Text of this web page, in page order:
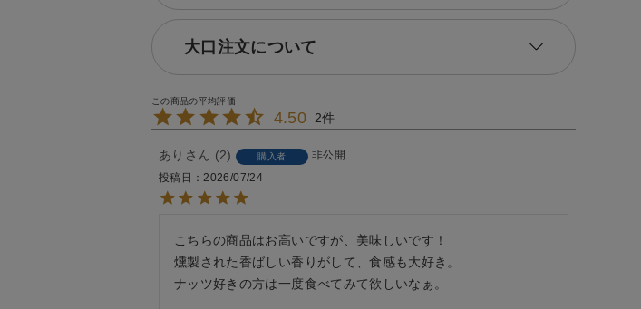
大口注文について
4.50 2
あり 2 購入者
非公開
投稿日
2026/07/24
こちらの商品はお高いですが、美味しいです！
燻製された香ばしい香りがして、食感も大好き。
ナッツ好きの方は一度食べてみて欲しいなぁ。